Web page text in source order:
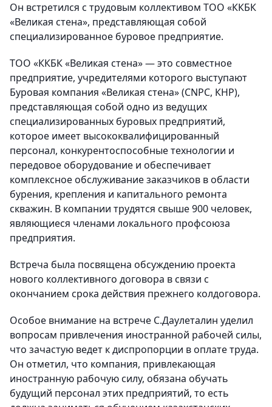
Он встретился с трудовым коллективом ТОО «ККБК
«Великая стена», представляющая собой
специализированное буровое предприятие.
ТОО «ККБК «Великая стена» — это совместное
предприятие, учредителями которого выступают
Буровая компания «Великая стена» (CNPC, КНР),
представляющая собой одно из ведущих
специализированных буровых предприятий,
которое имеет высококвалифицированный
персонал, конкурентоспособные технологии и
передовое оборудование и обеспечивает
комплексное обслуживание заказчиков в области
бурения, крепления и капитального ремонта
скважин. В компании трудятся свыше 900 человек,
являющиеся членами локального профсоюза
предприятия.
Встреча была посвящена обсуждению проекта
нового коллективного договора в связи с
окончанием срока действия прежнего колдоговора.
Особое внимание на встрече С.Даулеталин уделил
вопросам привлечения иностранной рабочей силы,
что зачастую ведет к диспропорции в оплате труда.
Он отметил, что компания, привлекающая
иностранную рабочую силу, обязана обучать
будущий персонал этих предприятий, то есть